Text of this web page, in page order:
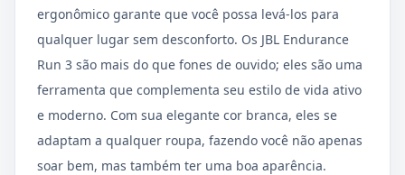
ergonômico garante que você possa levá-los para
qualquer lugar sem desconforto. Os JBL Endurance
Run 3 são mais do que fones de ouvido; eles são uma
ferramenta que complementa seu estilo de vida ativo
e moderno. Com sua elegante cor branca, eles se
adaptam a qualquer roupa, fazendo você não apenas
soar bem, mas também ter uma boa aparência.